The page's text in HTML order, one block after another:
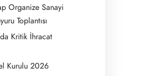
Organize Sanayi
Toplantısı
Kritik İhracat
Kurulu 2026